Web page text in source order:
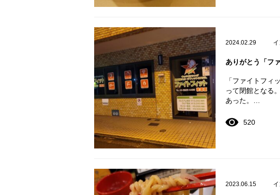
2024.02.29
ありがとう「フ
「ファイトフィ
って閉館となる
あった。…
520
2023.06.15